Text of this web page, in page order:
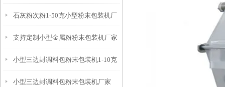
单
石灰粉次粉1-50克小型粉末包装机厂
家
支持定制小型金属粉粉末包装机厂家
小型三边封调料包粉末包装机1-10克
小型三边封调料包粉末包装机厂家